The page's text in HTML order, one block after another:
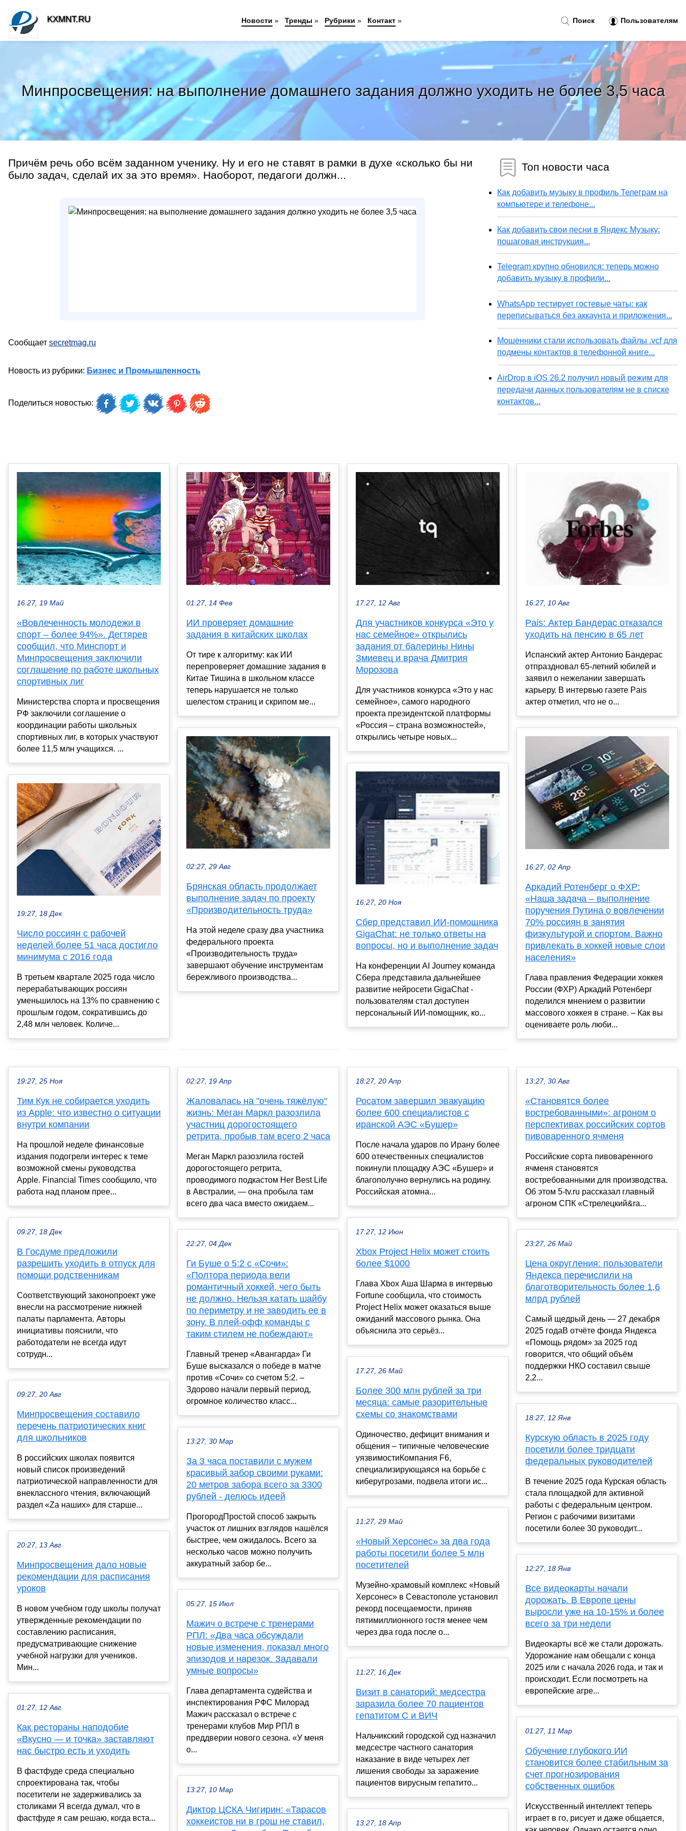
Минпросвещения: на выполнение домашнего задания должно уходить не более 3,5 часа
Причём речь обо всём заданном ученику. Ну и его не ставят в рамки в духе «сколько бы ни
было задач, сделай их за это время». Наоборот, педагоги должн...
Сообщает secretmag.ru
Новость из рубрики: Бизнес и Промышленность
Поделиться новостью:
Топ новости часа
Как добавить музыку в профиль Телеграм на
компьютере и телефоне...
Как добавить свои песни в Яндекс Музыку:
пошаговая инструкция...
Telegram крупно обновился: теперь можно
добавить музыку в профили...
WhatsApp тестирует гостевые чаты: как
переписываться без аккаунта и приложения...
Мошенники стали использовать файлы .vcf для
подмены контактов в телефонной книге...
AirDrop в iOS 26.2 получил новый режим для
передачи данных пользователям не в списке
контактов...
16:27, 19 Май
«Вовлеченность молодежи в
спорт – более 94%». Дегтярев
сообщил, что Минспорт и
Минпросвещения заключили
соглашение по работе школьных
спортивных лиг
Министерства спорта и просвещения
РФ заключили соглашение о
координации работы школьных
спортивных лиг, в которых участвуют
более 11,5 млн учащихся. ...
19:27, 18 Дек
Число россиян с рабочей
неделей более 51 часа достигло
минимума с 2016 года
В третьем квартале 2025 года число
перерабатывающих россиян
уменьшилось на 13% по сравнению с
прошлым годом, сократившись до
2,48 млн человек. Количе...
01:27, 14 Фев
ИИ проверяет домашние
задания в китайских школах
От тире к алгоритму: как ИИ
перепроверяет домашние задания в
Китае Тишина в школьном классе
теперь нарушается не только
шелестом страниц и скрипом ме...
02:27, 29 Авг
Брянская область продолжает
выполнение задач по проекту
«Производительность труда»
На этой неделе сразу два участника
федерального проекта
«Производительность труда»
завершают обучение инструментам
бережливого производства...
17:27, 12 Авг
Для участников конкурса «Это у
нас семейное» открылись
задания от балерины Нины
Змиевец и врача Дмитрия
Морозова
Для участников конкурса «Это у нас
семейное», самого народного
проекта президентской платформы
«Россия – страна возможностей»,
открылись четыре новых...
16:27, 20 Ноя
Сбер представил ИИ-помощника
GigaChat: не только ответы на
вопросы, но и выполнение задач
На конференции AI Journey команда
Сбера представила дальнейшее
развитие нейросети GigaChat -
пользователям стал доступен
персональный ИИ-помощник, ко...
16:27, 10 Авг
Pais: Актер Бандерас отказался
уходить на пенсию в 65 лет
Испанский актер Антонио Бандерас
отпраздновал 65-летний юбилей и
заявил о нежелании завершать
карьеру. В интервью газете Pais
актер отметил, что не о...
16:27, 02 Апр
Аркадий Ротенберг о ФХР:
«Наша задача – выполнение
поручения Путина о вовлечении
70% россиян в занятия
физкультурой и спортом. Важно
привлекать в хоккей новые слои
населения»
Глава правления Федерации хоккея
России (ФХР) Аркадий Ротенберг
поделился мнением о развитии
массового хоккея в стране. – Как вы
оцениваете роль люби...
19:27, 25 Ноя
Тим Кук не собирается уходить
из Apple: что известно о ситуации
внутри компании
На прошлой неделе финансовые
издания подогрели интерес к теме
возможной смены руководства
Apple. Financial Times сообщило, что
работа над планом прее...
09:27, 18 Дек
В Госдуме предложили
разрешить уходить в отпуск для
помощи родственникам
Соответствующий законопроект уже
внесли на рассмотрение нижней
палаты парламента. Авторы
инициативы пояснили, что
работодатели не всегда идут
сотрудн...
09:27, 20 Авг
Минпросвещения составило
перечень патриотических книг
для школьников
В российских школах появится
новый список произведений
патриотической направленности для
внеклассного чтения, включающий
раздел «Zа наших» для старше...
20:27, 13 Авг
Минпросвещения дало новые
рекомендации для расписания
уроков
В новом учебном году школы получат
утвержденные рекомендации по
составлению расписания,
предусматривающие снижение
учебной нагрузки для учеников.
Мин...
01:27, 12 Авг
Как рестораны наподобие
«Вкусно — и точка» заставляют
нас быстро есть и уходить
В фастфуде среда специально
спроектирована так, чтобы
посетители не задерживались за
столиками Я всегда думал, что в
фастфуде я сам решаю, когда вста...
02:27, 19 Апр
Жаловалась на "очень тяжёлую"
жизнь: Меган Маркл разозлила
участниц дорогостоящего
ретрита, пробыв там всего 2 часа
Меган Маркл разозлила гостей
дорогостоящего ретрита,
проводимого подкастом Her Best Life
в Австралии, — она пробыла там
всего два часа вместо ожидаем...
22:27, 04 Дек
Ги Буше о 5:2 с «Сочи»:
«Полтора периода вели
романтичный хоккей, чего быть
не должно. Нельзя катать шайбу
по периметру и не заводить ее в
зону. В плей-офф команды с
таким стилем не побеждают»
Главный тренер «Авангарда» Ги
Буше высказался о победе в матче
против «Сочи» со счетом 5:2. –
Здорово начали первый период,
огромное количество класс...
13:27, 30 Мар
За 3 часа поставили с мужем
красивый забор своими руками:
20 метров забора всего за 3300
рублей - делюсь идеей
ПрогородПростой способ закрыть
участок от лишних взглядов нашёлся
быстрее, чем ожидалось. Всего за
несколько часов можно получить
аккуратный забор бе...
05:27, 15 Июл
Мажич о встрече с тренерами
РПЛ: «Два часа обсуждали
новые изменения, показал много
эпизодов и нарезок. Задавали
умные вопросы»
Глава департамента судейства и
инспектирования РФС Милорад
Мажич рассказал о встрече с
тренерами клубов Мир РПЛ в
преддверии нового сезона. «У меня
о...
13:27, 10 Мар
Диктор ЦСКА Чигирин: «Тарасов
хоккеистов ни в грош не ставил,
18:27, 20 Апр
Росатом завершил эвакуацию
более 600 специалистов с
иранской АЭС «Бушер»
После начала ударов по Ирану более
600 отечественных специалистов
покинули площадку АЭС «Бушер» и
благополучно вернулись на родину.
Российская атомна...
17:27, 12 Июн
Xbox Project Helix может стоить
более $1000
Глава Xbox Аша Шарма в интервью
Fortune сообщила, что стоимость
Project Helix может оказаться выше
ожиданий массового рынка. Она
объяснила это серьёз...
17:27, 26 Май
Более 300 млн рублей за три
месяца: самые разорительные
схемы со знакомствами
Одиночество, дефицит внимания и
общения – типичные человеческие
уязвимостиКомпания F6,
специализирующаяся на борьбе с
киберугрозами, подвела итоги ис...
11:27, 29 Май
«Новый Херсонес» за два года
работы посетили более 5 млн
посетителей
Музейно-храмовый комплекс «Новый
Херсонес» в Севастополе установил
рекорд посещаемости, приняв
пятимиллионного гостя менее чем
через два года после о...
11:27, 16 Дек
Визит в санаторий: медсестра
заразила более 70 пациентов
гепатитом С и ВИЧ
Нальчикский городской суд назначил
медсестре частного санатория
наказание в виде четырех лет
лишения свободы за заражение
пациентов вирусным гепатито...
13:27, 18 Апр
13:27, 30 Авг
«Становятся более
востребованными»: агроном о
перспективах российских сортов
пивоваренного ячменя
Российские сорта пивоваренного
ячменя становятся
востребованными для производства.
Об этом 5-tv.ru рассказал главный
агроном СПК «Стрелецкий&ra...
23:27, 26 Май
Цена округления: пользователи
Яндекса перечислили на
благотворительность более 1,6
млрд рублей
Самый щедрый день — 27 декабря
2025 годаВ отчёте фонда Яндекса
«Помощь рядом» за 2025 год
говорится, что общий объём
поддержки НКО составил свыше
2,2...
18:27, 12 Янв
Курскую область в 2025 году
посетили более тридцати
федеральных руководителей
В течение 2025 года Курская область
стала площадкой для активной
работы с федеральным центром.
Регион с рабочими визитами
посетили более 30 руководит...
12:27, 18 Янв
Все видеокарты начали
дорожать. В Европе цены
выросли уже на 10-15% и более
всего за три недели
Видеокарты всё же стали дорожать.
Удорожание нам обещали с конца
2025 или с начала 2026 года, и так и
происходит. Если посмотреть на
европейские агре...
01:27, 11 Мар
Обучение глубокого ИИ
становится более стабильным за
счет прогнозирования
собственных ошибок
Искусственный интеллект теперь
играет в го, рисует и даже общается,
Поиск Пользователям
KXMNT.RU Новости » Тренды » Рубрики » Контакт»